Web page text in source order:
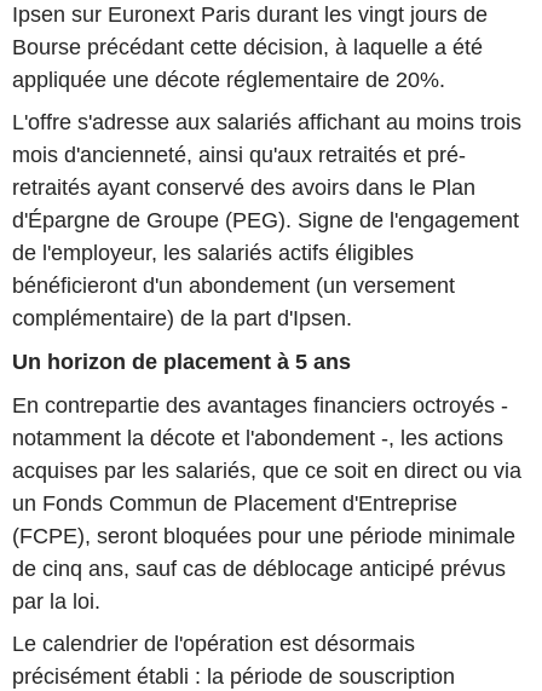
Ipsen sur Euronext Paris durant les vingt jours de
Bourse précédant cette décision, à laquelle a été
appliquée une décote réglementaire de 20%.
L'offre s'adresse aux salariés affichant au moins trois
mois d'ancienneté, ainsi qu'aux retraités et pré-
retraités ayant conservé des avoirs dans le Plan
d'Épargne de Groupe (PEG). Signe de l'engagement
de l'employeur, les salariés actifs éligibles
bénéficieront d'un abondement (un versement
complémentaire) de la part d'Ipsen.
Un horizon de placement à 5 ans
En contrepartie des avantages financiers octroyés -
notamment la décote et l'abondement -, les actions
acquises par les salariés, que ce soit en direct ou via
un Fonds Commun de Placement d'Entreprise
(FCPE), seront bloquées pour une période minimale
de cinq ans, sauf cas de déblocage anticipé prévus
par la loi.
Le calendrier de l'opération est désormais
précisément établi : la période de souscription